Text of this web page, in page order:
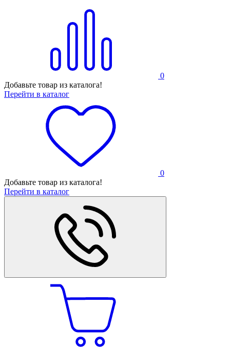
0
Добавьте товар из каталога!
Перейти в каталог
0
Добавьте товар из каталога!
Перейти в каталог